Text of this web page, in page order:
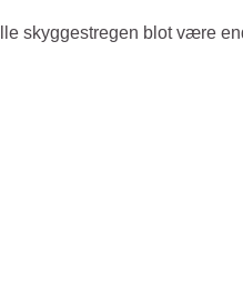
skyggestregen blot være